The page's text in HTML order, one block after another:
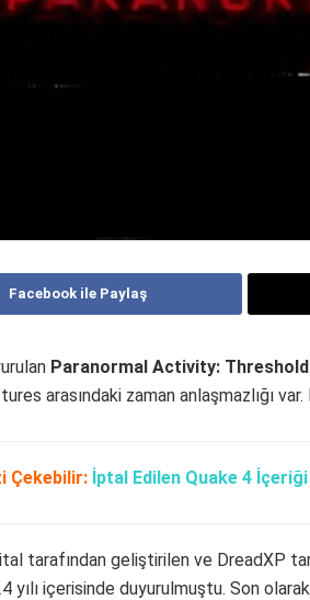
Facebook ile Paylaş
Paranormal Activity:
arasındaki zaman anlaşmazlığı
Çekebilir: İptal Edilen Quake 4 İçeriği
tarafından geliştirilen ve DreadXP
yılı içerisinde duyurulmuştu. Son